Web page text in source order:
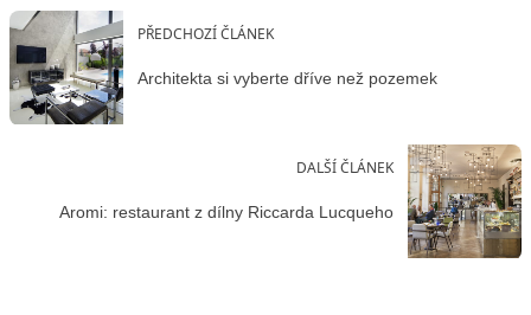
PŘEDCHOZÍ ČLÁNEK
Architekta si vyberte dříve než pozemek
DALŠÍ ČLÁNEK
Aromi: restaurant z dílny Riccarda Lucqueho